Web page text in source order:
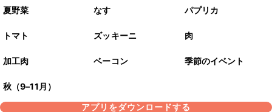
夏野菜 なす パプリカ
トマト ズッキーニ 肉
加工肉 ベーコン 季節のイベント
秋（9–11月）
アプリをダウンロードする